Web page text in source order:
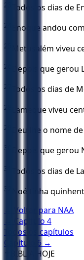
23 Todos os dias de
24 Enoque andou
25 Metusalém viveu
26 Depois que
27 Todos os dias de
28 Lameque viveu
29 Deu-lhe o nome
30 Depois que
31 Todos os dias de
32
Noé tinha
← Voltar para NAA
← Capítulo 4
Todos os capítulos
Capítulo
6 →
BÍBLIA HOJE